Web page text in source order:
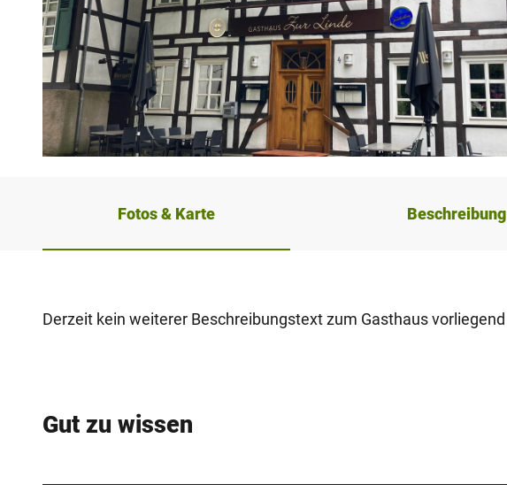
Fotos & Karte Beschreibung
Derzeit kein weiterer Beschreibungstext zum Gasthaus vorliegend
Gut zu wissen